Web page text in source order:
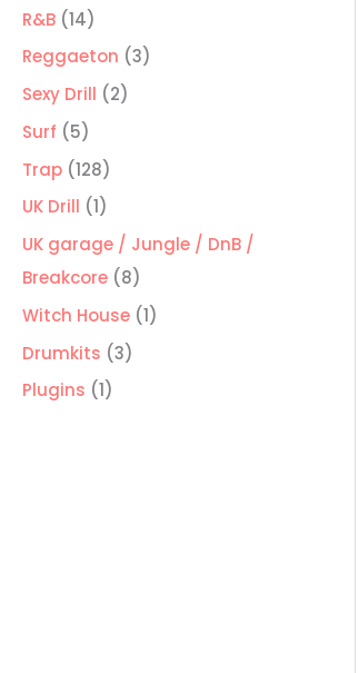
productos
R&B 1414
productos
Reggaeton 33
Sexy Drill 22
Surf 55
productos
Trap 128128
productos
UK Drill 11
producto
UK garage / Jungle / DnB /
Breakcore
88
productos
Witch House 11
Drumkits 33
Plugins 11